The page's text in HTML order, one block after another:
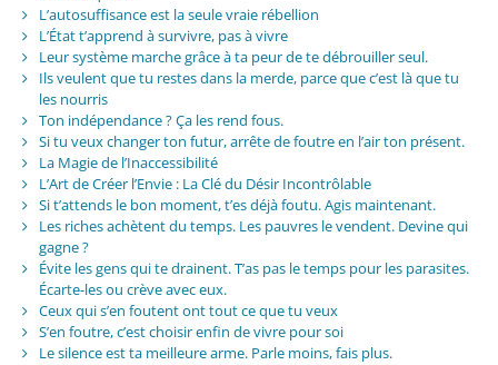
L’autosuffisance est la seule vraie rébellion
L’État t’apprend à survivre, pas à vivre
Leur système marche grâce à ta peur de te débrouiller seul.
Ils veulent que tu restes dans la merde, parce que c’est là que tu
les nourris
Ton indépendance ? Ça les rend fous.
Si tu veux changer ton futur, arrête de foutre en l’air ton présent.
La Magie de l’Inaccessibilité
L’Art de Créer l’Envie : La Clé du Désir Incontrôlable
Si t’attends le bon moment, t’es déjà foutu. Agis maintenant.
Les riches achètent du temps. Les pauvres le vendent. Devine qui
gagne ?
Évite les gens qui te drainent. T’as pas le temps pour les parasites.
Écarte-les ou crève avec eux.
Ceux qui s’en foutent ont tout ce que tu veux
S’en foutre, c’est choisir enfin de vivre pour soi
Le silence est ta meilleure arme. Parle moins, fais plus.